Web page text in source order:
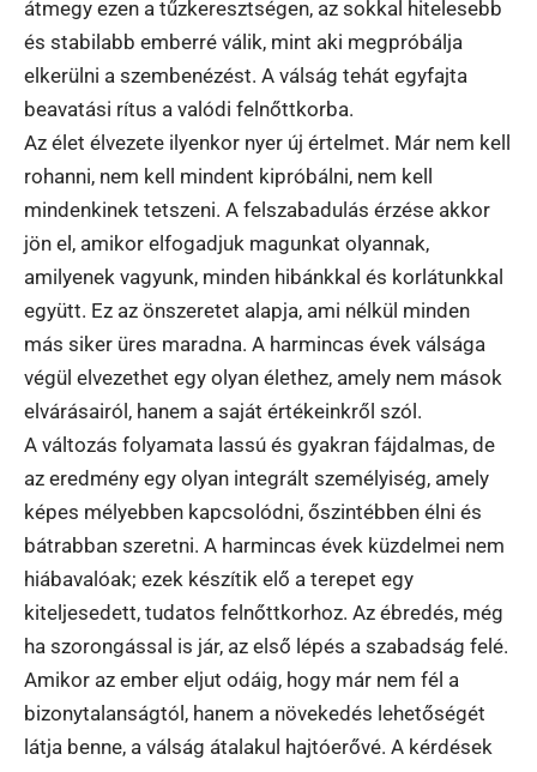
átmegy ezen a tűzkeresztségen, az sokkal hitelesebb
és stabilabb emberré válik, mint aki megpróbálja
elkerülni a szembenézést. A válság tehát egyfajta
beavatási rítus a valódi felnőttkorba.
Az élet élvezete ilyenkor nyer új értelmet. Már nem kell
rohanni, nem kell mindent kipróbálni, nem kell
mindenkinek tetszeni. A felszabadulás érzése akkor
jön el, amikor elfogadjuk magunkat olyannak,
amilyenek vagyunk, minden hibánkkal és korlátunkkal
együtt. Ez az önszeretet alapja, ami nélkül minden
más siker üres maradna. A harmincas évek válsága
végül elvezethet egy olyan élethez, amely nem mások
elvárásairól, hanem a saját értékeinkről szól.
A változás folyamata lassú és gyakran fájdalmas, de
az eredmény egy olyan integrált személyiség, amely
képes mélyebben kapcsolódni, őszintébben élni és
bátrabban szeretni. A harmincas évek küzdelmei nem
hiábavalóak; ezek készítik elő a terepet egy
kiteljesedett, tudatos felnőttkorhoz. Az ébredés, még
ha szorongással is jár, az első lépés a szabadság felé.
Amikor az ember eljut odáig, hogy már nem fél a
bizonytalanságtól, hanem a növekedés lehetőségét
látja benne, a válság átalakul hajtóerővé. A kérdések